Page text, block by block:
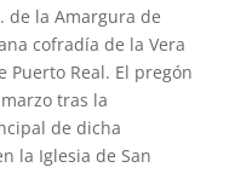
de la Amargura de
cofradía de la Vera
Puerto Real. El pregón
tras la
de dicha
la Iglesia de San